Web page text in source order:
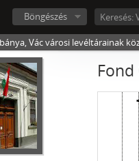
Böngészés
Vác városi levéltárainak